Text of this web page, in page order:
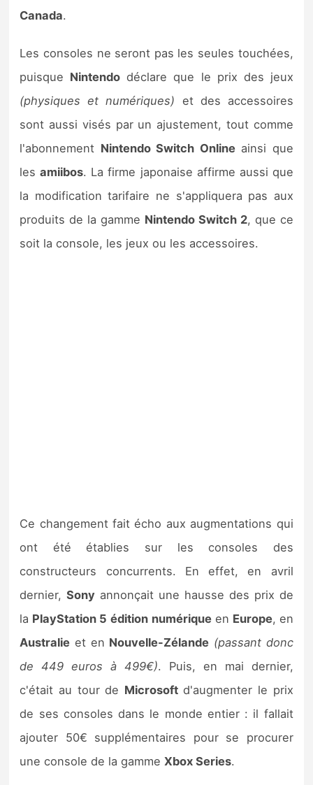
Canada.
Les consoles ne seront pas les seules touchées,
puisque Nintendo déclare que le prix des jeux
(physiques et numériques) et des accessoires
sont aussi visés par un ajustement, tout comme
l'abonnement Nintendo Switch Onlineainsi que
lesamiibos. La firme japonaise affirme aussi que
la modification tarifaire ne s'appliquera pas aux
produits de la gamme Nintendo Switch 2, que ce
soit la console, les jeux ou les accessoires.
Ce changement fait écho aux augmentations qui
ont été établies sur les consoles des
constructeurs concurrents. En effet, en avril
dernier,Sony annonçait une hausse des prix de
la PlayStation 5 édition numériqueen Europe, en
Australie et en Nouvelle-Zélande (passant donc
de 449 euros à 499€). Puis, en mai dernier,
c'était au tour de Microsoftd'augmenter le prix
de ses consoles dans le monde entier : il fallait
ajouter 50€ supplémentaires pour se procurer
une console de la gammeXbox Series.